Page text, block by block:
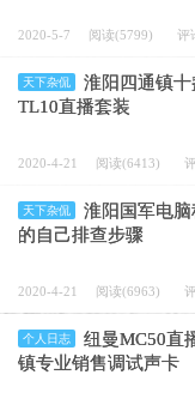
2020-5-7 阅读(5799) 评
天下杂侃
淮阳四通镇
TL10直播套装
2020-4-21 阅读(6413)
天下杂侃
淮阳国军电
的自己排查步骤
2020-4-21 阅读(6963)
个人日志
纽曼MC50直
镇专业销售调试声卡